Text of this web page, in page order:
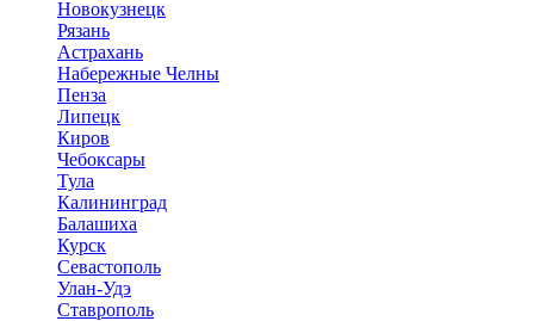
Новокузнецк
Рязань
Астрахань
Набережные Челны
Пенза
Липецк
Киров
Чебоксары
Тула
Калининград
Балашиха
Курск
Севастополь
Улан-Удэ
Ставрополь